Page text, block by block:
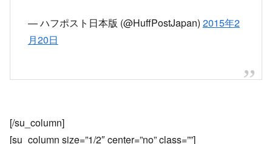
— ハフポスト日本版 (@HuffPostJapan) 2015年2
月20日
[/su_column]
[su_column size=”1/2″ center=”no” class=””]